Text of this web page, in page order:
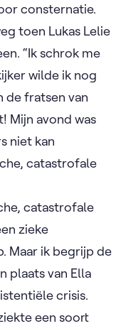
consternatie.
toen Lukas Lelie
“Ik schrok me
wilde ik nog
de fratsen van
Mijn avond was
niet kan
catastrofale
catastrofale
zieke
Maar ik begrijp de
plaats van Ella
crisis.
een soort